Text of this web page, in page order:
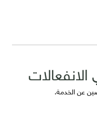
عن الخدمة.